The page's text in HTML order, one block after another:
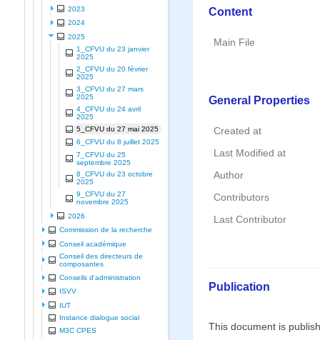
2023
2024
2025
1_CFVU du 23 janvier
2025
2_CFVU du 20 février
2025
3_CFVU du 27 mars
2025
4_CFVU du 24 avril
2025
5_CFVU du 27 mai 2025
6_CFVU du 8 juillet 2025
7_CFVU du 25
septembre 2025
8_CFVU du 23 octobre
2025
9_CFVU du 27
novembre 2025
2026
Commission de la recherche
Conseil académique
Conseil des directeurs de
composantes
Conseils d'administration
ISVV
IUT
Instance dialogue social
M3C CPES
Content
Main File
General Properties
Created at
Last Modified at
Author
Contributors
Last Contributor
Publication
This document is